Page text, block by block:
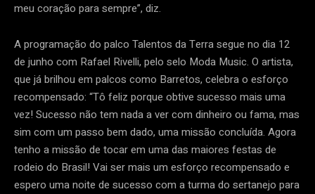
meu coração para sempre”, diz.
A programação do palco Talentos da Terra segue no dia 12
de junho com Rafael Rivelli, pelo selo Moda Music. O artista,
que já brilhou em palcos como Barretos, celebra o esforço
recompensado: “Tô feliz porque obtive sucesso mais uma
vez! Sucesso não tem nada a ver com dinheiro ou fama, mas
sim com um passo bem dado, uma missão concluída. Agora
tenho a missão de tocar em uma das maiores festas de
rodeio do Brasil! Vai ser mais um esforço recompensado e
espero uma noite de sucesso com a turma do sertanejo para